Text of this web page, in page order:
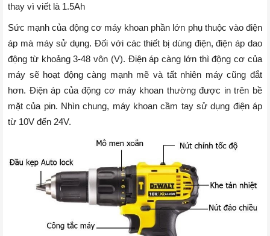
thay vì viết là 1.5Ah
Sức mạnh của động cơ máy khoan phần lớn phụ thuộc vào điện
áp mà máy sử dụng. Đối với các thiết bị dùng điện, điện áp dao
động từ khoảng 3-48 vôn (V). Điện áp càng lớn thì động cơ của
máy sẽ hoạt động càng mạnh mẽ và tất nhiên máy cũng đắt
hơn. Điện áp của động cơ máy khoan thường được in trên bề
mặt của pin. Nhìn chung, máy khoan cầm tay sử dụng điện áp
từ 10V đến 24V.